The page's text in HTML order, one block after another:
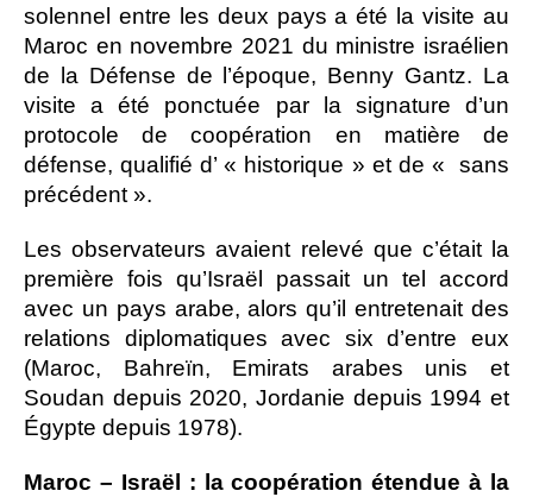
solennel entre les deux pays a été la visite au
Maroc en novembre 2021 du ministre israélien
de la Défense de l’époque, Benny Gantz. La
visite a été ponctuée par la signature d’un
protocole de coopération en matière de
défense, qualifié d’ « historique » et de « sans
précédent ».
Les observateurs avaient relevé que c’était la
première fois qu’Israël passait un tel accord
avec un pays arabe, alors qu’il entretenait des
relations diplomatiques avec six d’entre eux
(Maroc, Bahreïn, Emirats arabes unis et
Soudan depuis 2020, Jordanie depuis 1994 et
Égypte depuis 1978).
Maroc – Israël : la coopération étendue à la